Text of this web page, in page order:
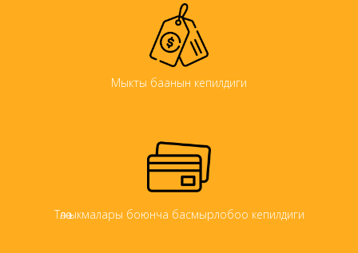
Мыкты баанын кепилдиги
Төлөө ыкмалары боюнча басмырлобоо кепилдиги